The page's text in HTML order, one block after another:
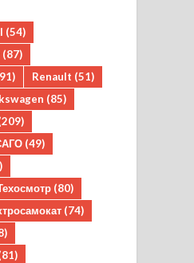
(54)
(87)
Renault (51)
(85)
(49)
(80)
(74)